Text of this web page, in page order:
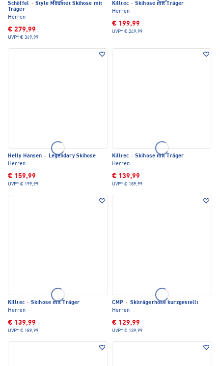
Schöffel · Style Mountet Skihose mit
Träger
Herren
€ 279,99
UVP* € 349,99
Killtec · Skihose mit Träger
Herren
€ 199,99
UVP* € 249,99
Helly Hansen ·
Legendary Skihose
Herren
€ 159,99
UVP* € 199,99
Killtec · Skihose mit Träger
Herren
€ 139,99
UVP* € 189,99
Killtec · Skihose mit Träger
Herren
€ 139,99
UVP* € 189,99
CMP · Skiträgerhose kurzgestellt
Herren
€ 129,99
UVP* € 139,99